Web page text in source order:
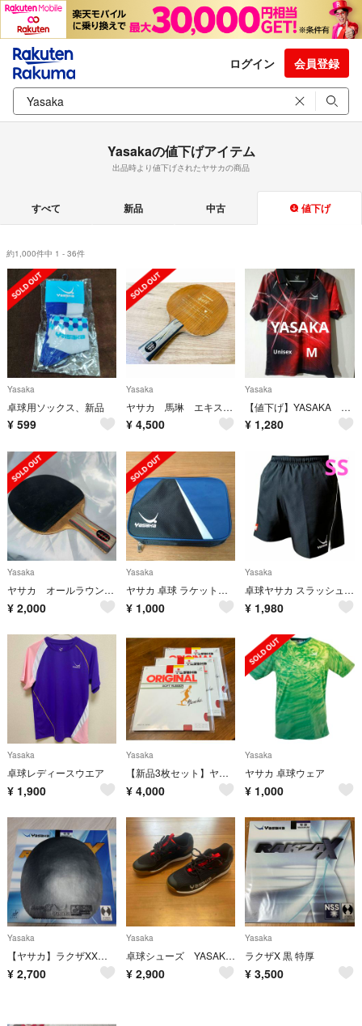
ログイン 会員登録
Yasakaの値下げアイテム
出品時より値下げされたヤサカの商品
すべて 新品 中古 値下げ
約1,000件中 1 - 36件
Yasaka
卓球用ソックス、新品
¥ 599
Yasaka
ヤサカ 馬琳 エキストラオフェンシブ フレア 卓球ラケット 廃盤★レア R125
¥ 4,500
Yasaka
【値下げ】YASAKA ヤサカ 卓球 公式ユニフォーム Unisex Мサイズ
¥ 1,280
Yasaka
ヤサカ オールラウンド40 中国式
¥ 2,000
Yasaka
ヤサカ 卓球 ラケットケース
¥ 1,000
Yasaka
卓球ヤサカ スラッシュショーツSE
¥ 1,980
Yasaka
卓球レディースウエア
¥ 1,900
Yasaka
【新品3枚セット】ヤサカ 卓球ラバー オリジナル A-1（大粒）赤・薄
¥ 4,000
Yasaka
ヤサカ 卓球ウェア
¥ 1,000
Yasaka
【ヤサカ】ラクザXX 特厚2枚
¥ 2,700
Yasaka
卓球シューズ YASAKA 24センチ
¥ 2,900
Yasaka
ラクザX 黒 特厚
¥ 3,500